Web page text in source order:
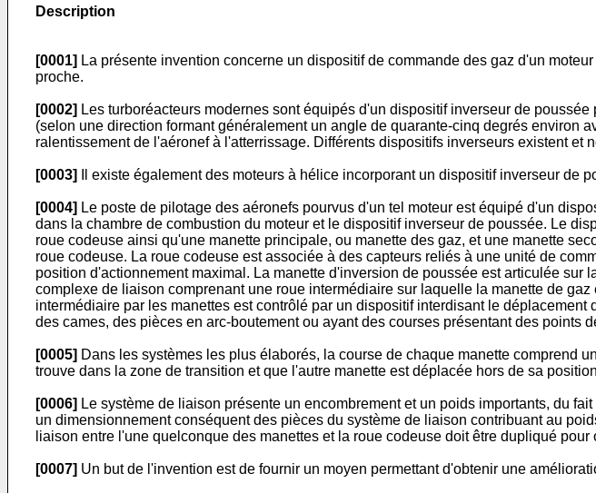
Description
[0001] La présente invention concerne un dispositif de commande des gaz d'un
proche.
[0002] Les turboréacteurs modernes sont équipés d'un dispositif inverseur de
(selon une direction formant généralement un angle de quarante-cinq degrés environ
ralentissement de l'aéronef à l'atterrissage. Différents dispositifs inverseurs existent et
[0003] Il existe également des moteurs à hélice incorporant un dispositif inverseur de
[0004] Le poste de pilotage des aéronefs pourvus d'un tel moteur est équipé d'un
dans la chambre de combustion du moteur et le dispositif inverseur de poussée. Le
roue codeuse ainsi qu'une manette principale, ou manette des gaz, et une manette
roue codeuse. La roue codeuse est associée à des capteurs reliés à une unité de
position d'actionnement maximal. La manette d'inversion de poussée est articulée
complexe de liaison comprenant une roue intermédiaire sur laquelle la manette de
intermédiaire par les manettes est contrôlé par un dispositif interdisant le
des cames, des pièces en arc-boutement ou ayant des courses présentant des points
[0005] Dans les systèmes les plus élaborés, la course de chaque manette comprend
trouve dans la zone de transition et que l'autre manette est déplacée hors de sa
[0006] Le système de liaison présente un encombrement et un poids importants, du
un dimensionnement conséquent des pièces du système de liaison contribuant au
liaison entre l'une quelconque des manettes et la roue codeuse doit être dupliqué
[0007] Un but de l'invention est de fournir un moyen permettant d'obtenir une